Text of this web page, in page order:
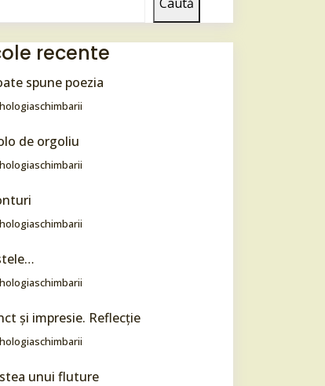
recente
spune poezia
de orgoliu
şi impresie. Reflecţie
unui fluture